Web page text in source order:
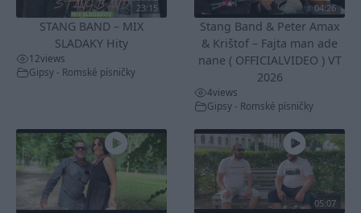
23:15
STANG BAND – MIX
SLADAKY Hity
12views
Gipsy - Romské písničky
04:26
Stang Band & Peter Amax
& Krištof – Fajta man ade
nane ( OFFICIALVIDEO ) VT
2026
4views
Gipsy - Romské písničky
05:07